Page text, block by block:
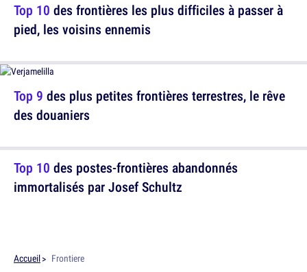
Top 9 des plus petites frontières terrestres, le rêve
des douaniers
Top 10 des frontières les plus difficiles à passer à
pied, les voisins ennemis
Top 10 des postes-frontières abandonnés
immortalisés par Josef Schultz
Accueil Frontiere